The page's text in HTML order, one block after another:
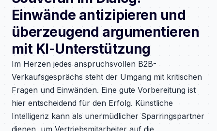
Einwände antizipieren und
überzeugend argumentieren
mit KI-Unterstützung
Im Herzen jedes anspruchsvollen B2B-
Verkaufsgesprächs steht der Umgang mit kritischen
Fragen und Einwänden. Eine gute Vorbereitung ist
hier entscheidend für den Erfolg. Künstliche
Intelligenz kann als unermüdlicher Sparringspartner
dienen, um Vertriebsmitarbeiter auf die